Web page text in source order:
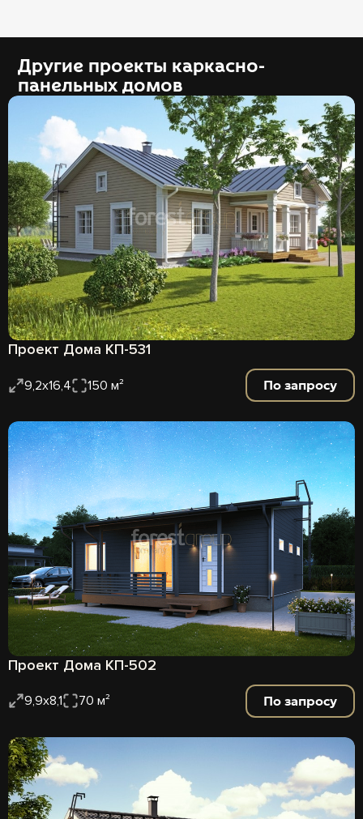
Другие проекты каркасно-
панельных домов
Проект Дома КП-531
9,2х16,4 150 м² По запросу
Проект Дома КП-502
9,9х8,1 70 м² По запросу